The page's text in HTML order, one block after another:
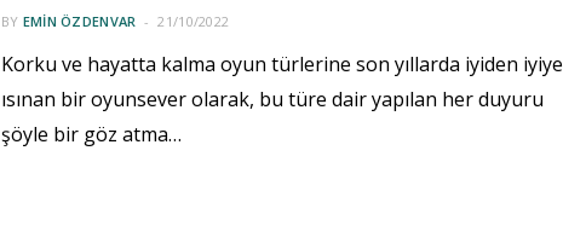
BY EMIN ÖZDENVAR 21/10/2022
Korku ve hayatta kalma oyun türlerine son yıllarda iyiden iyiye
ısınan bir oyunsever olarak, bu türe dair yapılan her duyuru
şöyle bir göz atma…